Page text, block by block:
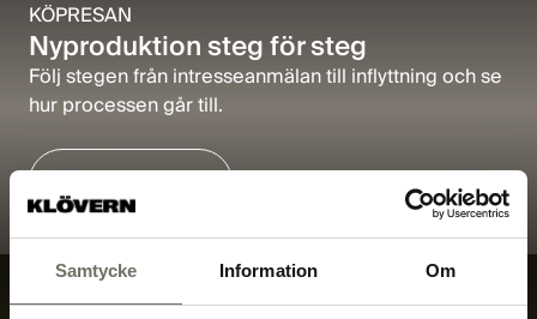
Samtycke Information Om
KÖPRESAN
Nyproduktion steg för steg
Följ stegen från intresseanmälan till inflyttning och se
hur processen går till.
TRYGGHETSPAKET